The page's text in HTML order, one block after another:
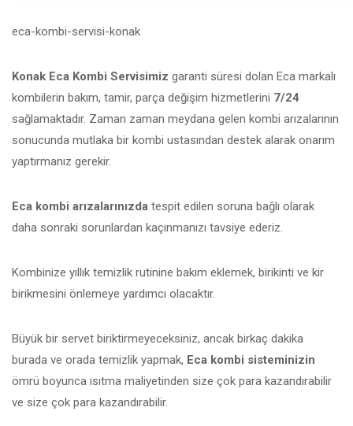
eca-kombi-servisi-konak
Konak Eca Kombi Servisimiz garanti süresi dolan Eca markalı
kombilerin bakım, tamir, parça değişim hizmetlerini 7/24
sağlamaktadır. Zaman zaman meydana gelen kombi arızalarının
sonucunda mutlaka bir kombi ustasından destek alarak onarım
yaptırmanız gerekir.
Eca kombi arızalarınızda tespit edilen soruna bağlı olarak
daha sonraki sorunlardan kaçınmanızı tavsiye ederiz.
Kombinize yıllık temizlik rutinine bakım eklemek, birikinti ve kir
birikmesini önlemeye yardımcı olacaktır.
Büyük bir servet biriktirmeyeceksiniz, ancak birkaç dakika
burada ve orada temizlik yapmak, Eca kombi sisteminizin
ömrü boyunca ısıtma maliyetinden size çok para kazandırabilir
ve size çok para kazandırabilir.